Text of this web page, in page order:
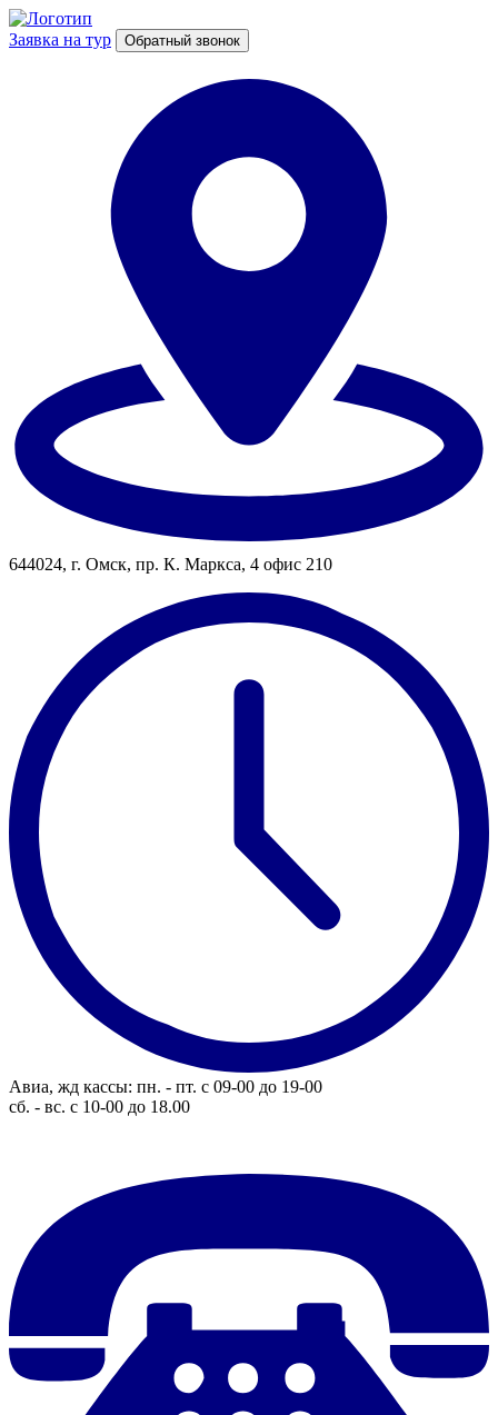
Заявка на тур Обратный звонок
644024, г. Омск, пр. К. Маркса, 4 офис 210
Авиа, жд кассы: пн. - пт. с 09-00 до 19-00
сб. - вс. с 10-00 до 18.00